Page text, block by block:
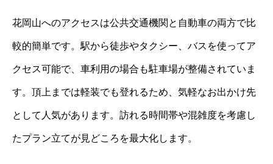
花岡山へのアクセスは公共交通機関と自動車の両方で比
較的簡単です。駅から徒歩やタクシー、バスを使ってア
クセス可能で、車利用の場合も駐車場が整備されていま
す。頂上までは軽装でも登れるため、気軽なお出かけ先
として人気があります。訪れる時間帯や混雑度を考慮し
たプラン立てが見どころを最大化します。